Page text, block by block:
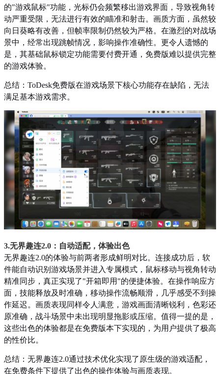
的"游戏鼠标"功能，光标仍会频繁移出游戏界面，导致视角转
动严重受限，无法进行有效的瞄准和射击。画质方面，虽然较
向日葵略有改善，但帧率限制仍然较为严格。在激烈的对战场
景中，经常出现跳帧情况，影响操作准确性。更令人遗憾的
是，其基础鼠标锁定功能需要付费开通，免费版难以提供完整
的游戏体验。
总结：ToDesk免费版在游戏场景下核心功能存在缺陷，无法
满足基本游戏需求。
3.无界趣连2.0：自动适配，体验出色
无界趣连2.0的体验与前两者形成鲜明对比。连接成功后，软
件能自动识别游戏场景并进入专属模式，鼠标移动与视角转动
精准同步，真正实现了"开箱即用"的便捷体验。在操作响应方
面，技能释放及时准确，移动操作流畅顺滑，几乎感受不到操
作延迟。画质表现同样令人满意，游戏画面清晰锐利，色彩还
原准确，战斗场景中未出现明显拖影或压缩。值得一提的是，
这些出色的体验都是在免费版本下实现的，为用户提供了极高
的性价比。
总结：无界趣连2.0通过技术优化实现了原生级的游戏适配，
在免费条件下提供了出色的操作体验与画质表现。